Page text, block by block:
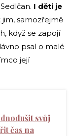
I děti je
jim, samozřejmě
když se zapojí
psal o malé
její
svůj
čas na